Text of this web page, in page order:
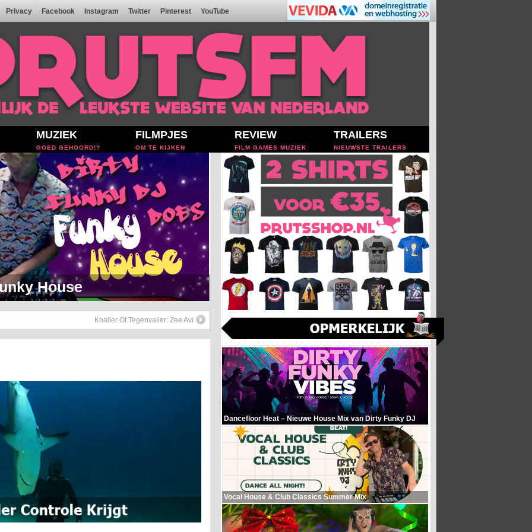
Privacy Facebook Instagram Twitter Pinterest YouTube
MUZIEK
GOED GEHOORD!?
FILMPJES
OM TE KIJKEN
REVIEW
FILM GAMES MUZIEK
TRAILERS
NIEUWSTE TRAILERS
Soul Setje
Knaller Of Tegenvaller: Zee Avi
Dancefloor Heat – Nieuwe House Mix van Dirty Funky DJ
Vocal House & Club Classics Summer Mix